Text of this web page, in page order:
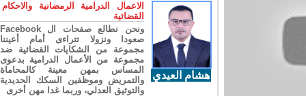
هشام العيدي
الاعمال الدرامية الرمضانية والاحكام
القضائية
ونحن نطالع صفحات ال Facebook
صعودا ونزولا تتراءى أمام أعيننا
مجموعة من الشكايات القضائية ضد
مجموعة من الأعمال الدرامية بدعوى
المساس بمهن معينة كالمحاماة
والتمريض وموظفين السكك الحديدية
والتوثيق العدلي، وربما غدا مهن أخرى